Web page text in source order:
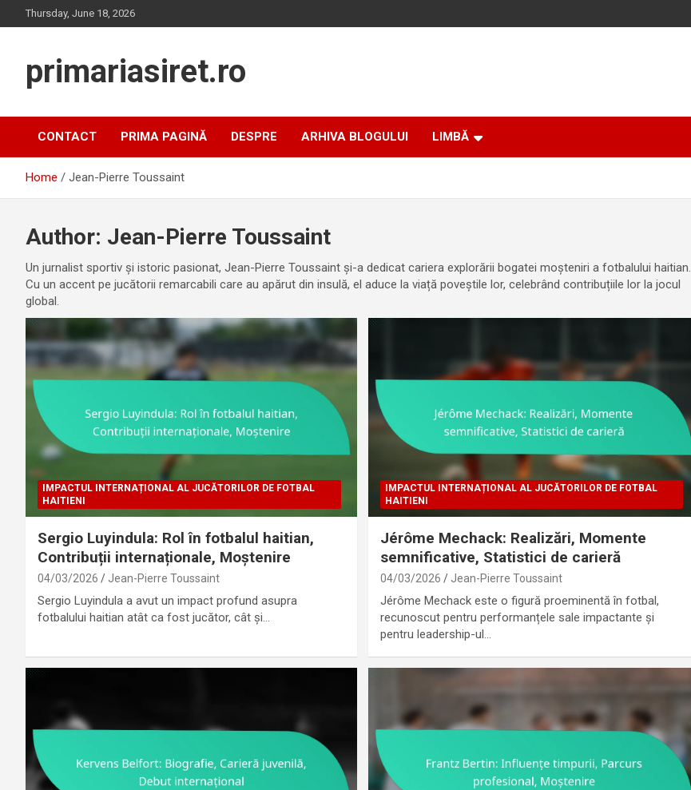
to
Thursday, June 18, 2026
primariasiret.ro
CONTACT PRIMA PAGINĂ DESPRE ARHIVA BLOGULUI LIMBĂ
Home Jean-Pierre Toussaint
Author: Jean-Pierre Toussaint
Un jurnalist sportiv și istoric pasionat, Jean-Pierre Toussaint și-a dedicat cariera explorării bogatei moșteniri a fotbalului haitian.
Cu un accent pe jucătorii remarcabili care au apărut din insulă, el aduce la viață poveștile lor, celebrând contribuțiile lor la jocul
global.
IMPACTUL INTERNAȚIONAL AL JUCĂTORILOR DE FOTBAL
HAITIENI
Sergio Luyindula: Rol în fotbalul haitian,
Contribuții internaționale, Moștenire
04/03/2026 Jean-Pierre Toussaint
Sergio Luyindula a avut un impact profund asupra
fotbalului haitian atât ca fost jucător, cât și…
IMPACTUL INTERNAȚIONAL AL JUCĂTORILOR DE FOTBAL
HAITIENI
Jérôme Mechack: Realizări, Momente
semnificative, Statistici de carieră
04/03/2026 Jean-Pierre Toussaint
Jérôme Mechack este o figură proeminentă în fotbal,
recunoscut pentru performanțele sale impactante și
pentru leadership-ul…